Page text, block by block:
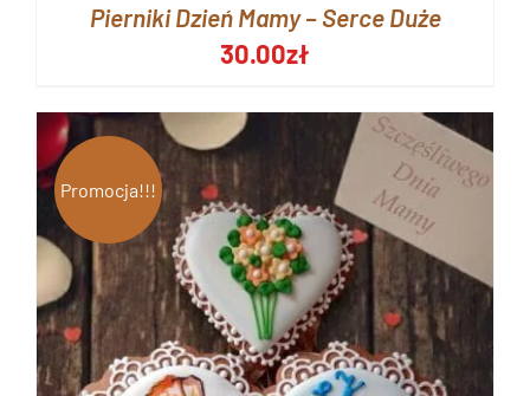
Pierniki Dzień Mamy – Serce Duże
30.00zł
Promocja!!!